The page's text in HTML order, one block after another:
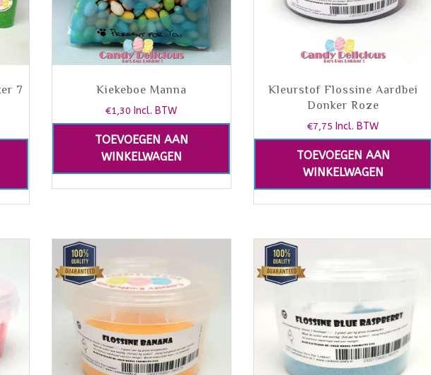
7
Kiekeboe Manna
€1,30 Incl. BTW
TOEVOEGEN AAN
WINKELWAGEN
Kleurstof Flossine Aardbei
Donker Roze
€7,75 Incl. BTW
TOEVOEGEN AAN
WINKELWAGEN